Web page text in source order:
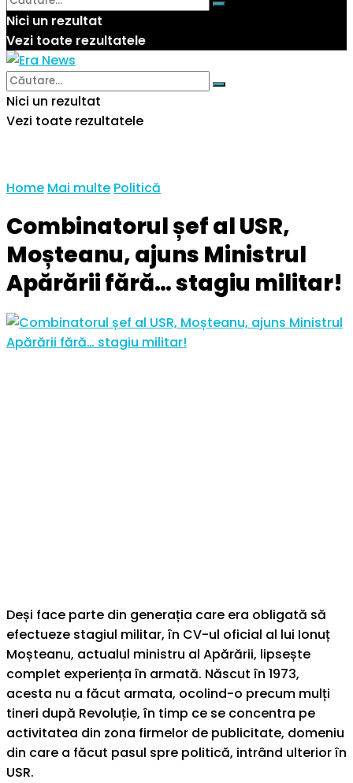
Nici un rezultat
Vezi toate rezultatele
Nici un rezultat
Vezi toate rezultatele
Home Mai multe Politică
Combinatorul șef al USR,
Moșteanu, ajuns Ministrul
Apărării fără… stagiu militar!
Deși face parte din generația care era obligată să
efectueze stagiul militar, în CV-ul oficial al lui Ionuț
Moșteanu, actualul ministru al Apărării, lipsește
complet experiența în armată. Născut în 1973,
acesta nu a făcut armata, ocolind-o precum mulți
tineri după Revoluție, în timp ce se concentra pe
activitatea din zona firmelor de publicitate, domeniu
din care a făcut pasul spre politică, intrând ulterior în
USR.